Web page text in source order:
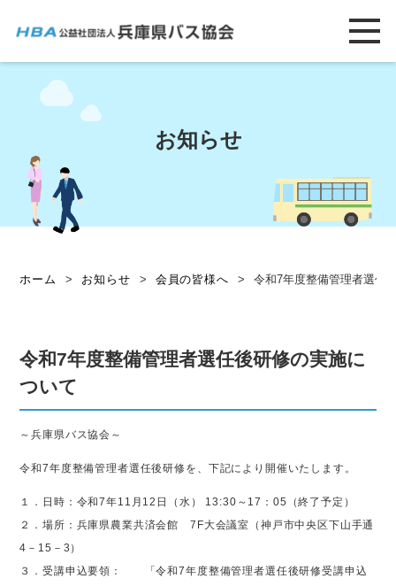
お知らせ
ホーム > お知らせ > 会員の皆様へ > 令和7年度整備管理者選任
令和7年度整備管理者選任後研修の実施に
ついて
～兵庫県バス協会～
令和7年度整備管理者選任後研修を、下記により開催いたします。
１．日時：令和7年11月12日（水） 13:30～17：05（終了予定）
２．場所：兵庫県農業共済会館 7F大会議室（神戸市中央区下山手通
4－15－3）
３．受講申込要領： 「令和7年度整備管理者選任後研修受講申込